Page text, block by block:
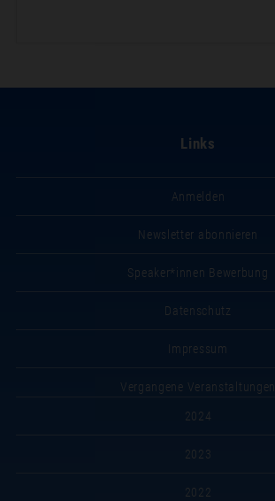
Links
Anmelden
Newsletter abonnieren
Speaker*innen Bewerbung
Datenschutz
Impressum
Vergangene Veranstaltungen
2024
2023
2022